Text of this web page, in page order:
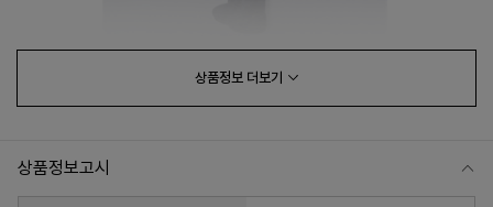
상품정보 더보기
상품정보고시